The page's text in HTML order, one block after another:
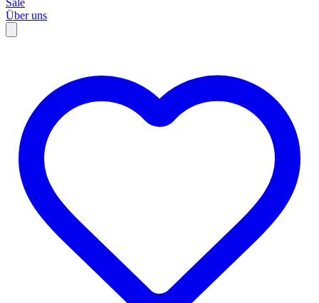
Sale
Über uns